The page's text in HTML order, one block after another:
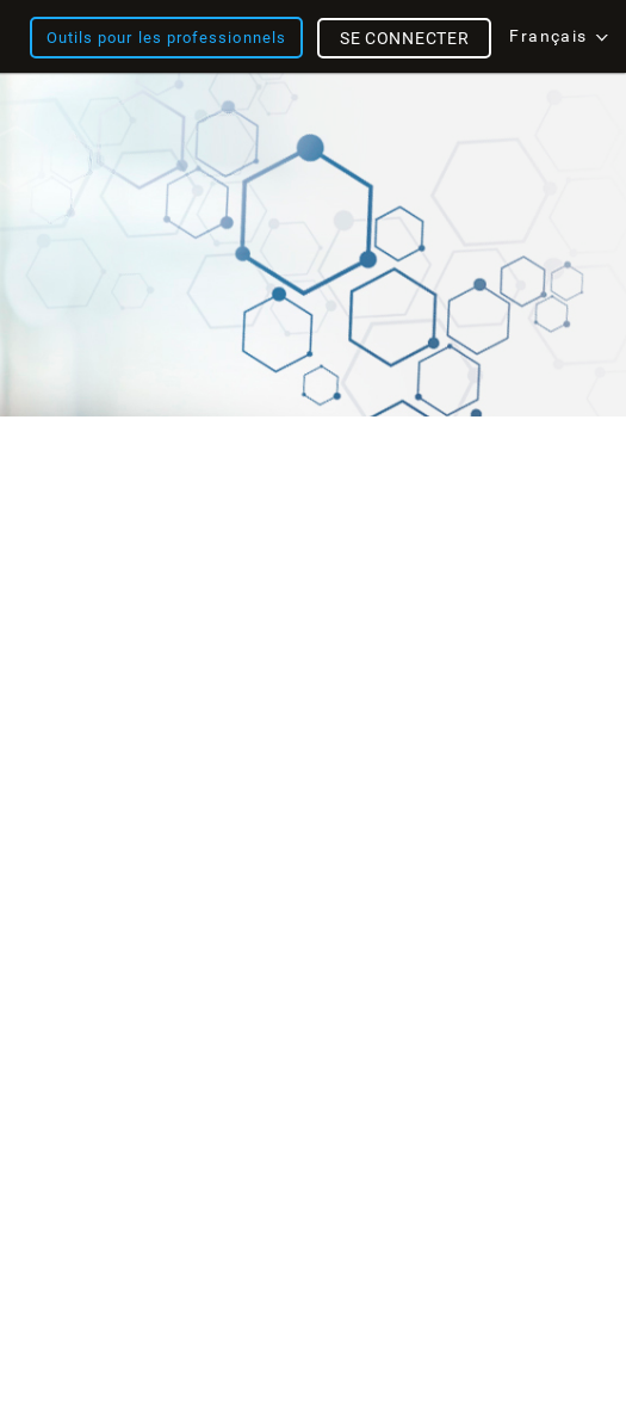
Outils pour les professionnels Français
SE CONNECTER